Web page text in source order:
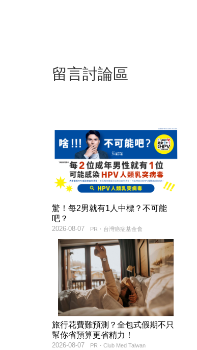
留言討論區
驚！每2男就有1人中標？不可能
吧？
PR・台灣癌症基金會
2026-08-07
旅行花費難預測？全包式假期不只
幫你省預算更省精力！
PR・Club Med Taiwan
2026-08-07